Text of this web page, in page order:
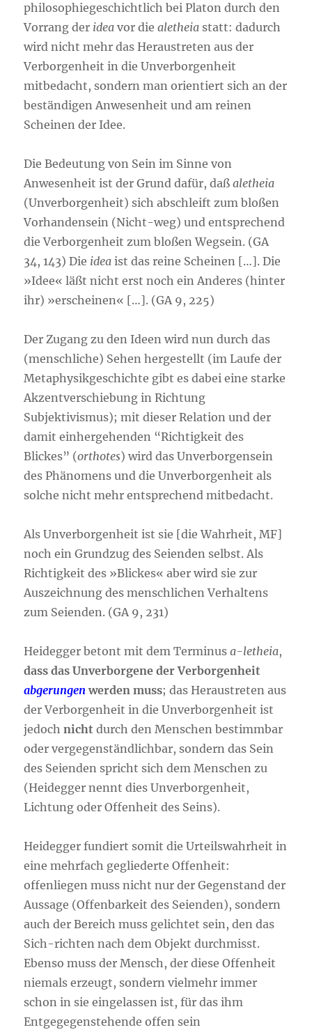
philosophiegeschichtlich bei Platon durch den
Vorrang der idea vor diealetheia statt: dadurch
wird nicht mehr das Heraustreten aus der
Verborgenheit in die Unverborgenheit
mitbedacht, sondern man orientiert sich an der
beständigen Anwesenheit und am reinen
Scheinen der Idee.
Die Bedeutung von Sein im Sinne von
Anwesenheit ist der Grund dafür, daßaletheia
(Unverborgenheit) sich abschleift zum bloßen
Vorhandensein (Nicht-weg) und entsprechend
die Verborgenheit zum bloßen Wegsein. (GA
34, 143) Die idea ist das reine Scheinen […]. Die
»Idee« läßt nicht erst noch ein Anderes (hinter
ihr) »erscheinen« […]. (GA 9, 225)
Der Zugang zu den Ideen wird nun durch das
(menschliche) Sehen hergestellt (im Laufe der
Metaphysikgeschichte gibt es dabei eine starke
Akzentverschiebung in Richtung
Subjektivismus); mit dieser Relation und der
damit einhergehenden “Richtigkeit des
Blickes” (orthotes) wird das Unverborgensein
des Phänomens und die Unverborgenheit als
solche nicht mehr entsprechend mitbedacht.
Als Unverborgenheit ist sie [die Wahrheit, MF]
noch ein Grundzug des Seienden selbst. Als
Richtigkeit des »Blickes« aber wird sie zur
Auszeichnung des menschlichen Verhaltens
zum Seienden. (GA 9, 231)
Heidegger betont mit dem Terminusa-letheia,
dass das Unverborgene der Verborgenheit
abgerungen werden muss; das Heraustreten aus
der Verborgenheit in die Unverborgenheit ist
jedochnicht durch den Menschen bestimmbar
oder vergegenständlichbar, sondern das Sein
des Seienden spricht sich dem Menschen zu
(Heidegger nennt dies Unverborgenheit,
Lichtung oder Offenheit des Seins).
Heidegger fundiert somit die Urteilswahrheit in
eine mehrfach gegliederte Offenheit:
offenliegen muss nicht nur der Gegenstand der
Aussage (Offenbarkeit des Seienden), sondern
auch der Bereich muss gelichtet sein, den das
Sich-richten nach dem Objekt durchmisst.
Ebenso muss der Mensch, der diese Offenheit
niemals erzeugt, sondern vielmehr immer
schon in sie eingelassen ist, für das ihm
Entgegegenstehende offen sein